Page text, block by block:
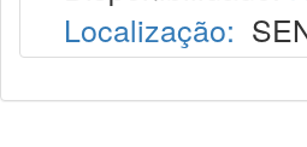
Localização: